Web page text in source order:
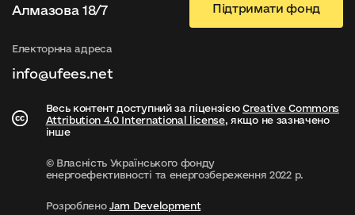
Весь контент доступний за ліцензієюCreative Commons
Attribution 4.0 International license, якщо не зазначено
інше
© Власність Українського фонду
енергоефективності та енергозбереження 2022 р.
РозробленоJam Development
Алмазова 18/7
Електорнна адреса
info@ufees.net
Підтримати фонд